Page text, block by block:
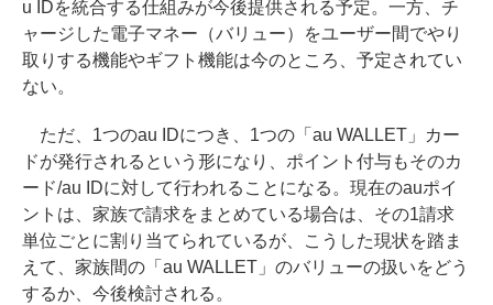
u IDを統合する仕組みが今後提供される予定。一方、チ
ャージした電子マネー（バリュー）をユーザー間でやり
取りする機能やギフト機能は今のところ、予定されてい
ない。
ただ、1つのau IDにつき、1つの「au WALLET」カー
ドが発行されるという形になり、ポイント付与もそのカ
ード/au IDに対して行われることになる。現在のauポイ
ントは、家族で請求をまとめている場合は、その1請求
単位ごとに割り当てられているが、こうした現状を踏ま
えて、家族間の「au WALLET」のバリューの扱いをどう
するか、今後検討される。